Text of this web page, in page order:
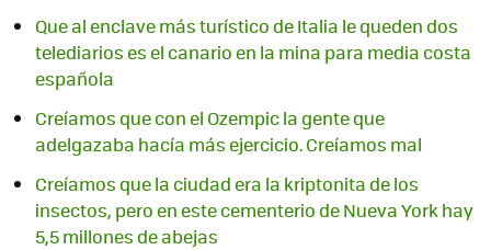
Que al enclave más turístico de Italia le queden dos
telediarios es el canario en la mina para media costa
española
Creíamos que con el Ozempic la gente que
adelgazaba hacía más ejercicio. Creíamos mal
Creíamos que la ciudad era la kriptonita de los
insectos, pero en este cementerio de Nueva York hay
5,5 millones de abejas